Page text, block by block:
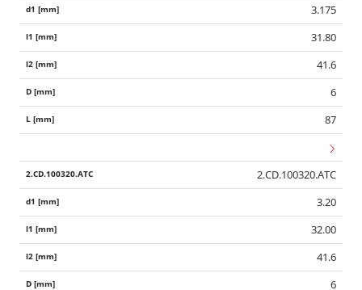
3.175
31.80
41.6
6
87
2.CD.100320.ATC
3.20
32.00
41.6
6